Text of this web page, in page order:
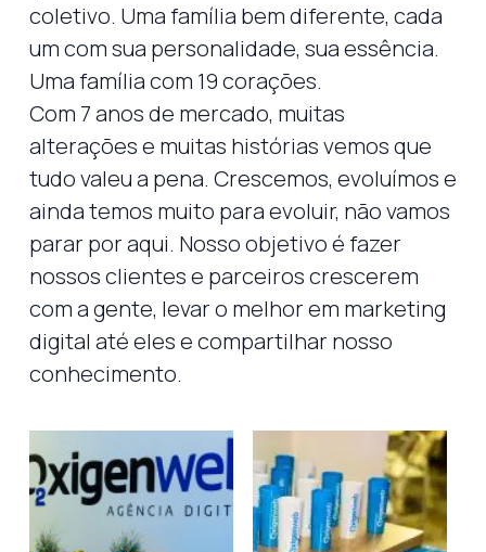
coletivo. Uma família bem diferente, cada
um com sua personalidade, sua essência.
Uma família com 19 corações.
Com 7 anos de mercado, muitas
alterações e muitas histórias vemos que
tudo valeu a pena. Crescemos, evoluímos e
ainda temos muito para evoluir, não vamos
parar por aqui. Nosso objetivo é fazer
nossos clientes e parceiros crescerem
com a gente, levar o melhor em marketing
digital até eles e compartilhar nosso
conhecimento.